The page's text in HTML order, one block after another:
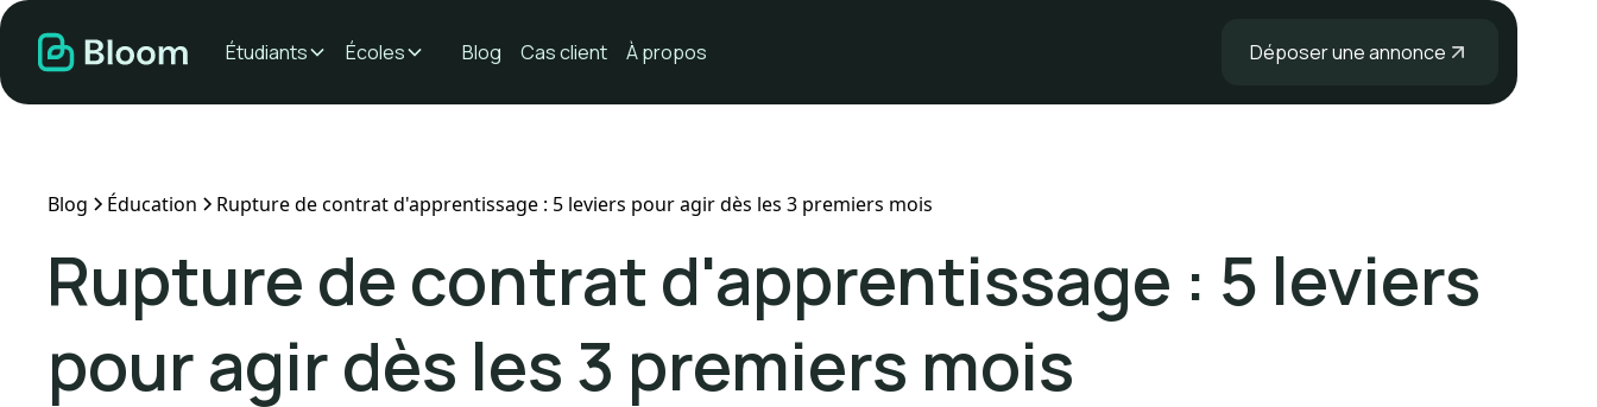
Étudiants Écoles Blog Cas client À propos Déposer une annonce
Blog Éducation Rupture de contrat d'apprentissage : 5 leviers pour agir dès les 3 premiers mois
Rupture de contrat d'apprentissage : 5 leviers
pour agir dès les 3 premiers mois